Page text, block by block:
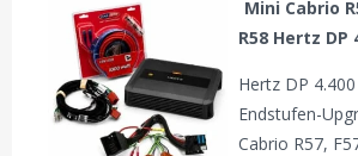
Mini Cabrio
R58 Hertz DP
Hertz DP
Endstufen-
Cabrio R57,